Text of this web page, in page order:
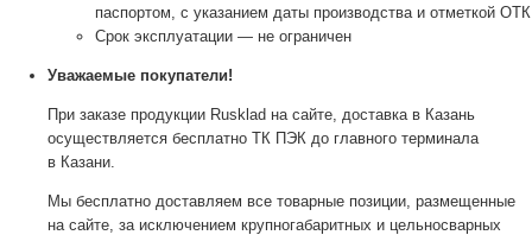
паспортом, с указанием даты производства и отметкой ОТК
Срок эксплуатации — не ограничен
Уважаемые покупатели!
При заказе продукции Rusklad на сайте, доставка в Казань
осуществляется бесплатно ТК ПЭК до главного терминала
в Казани.
Мы бесплатно доставляем все товарные позиции, размещенные
на сайте, за исключением крупногабаритных и цельносварных